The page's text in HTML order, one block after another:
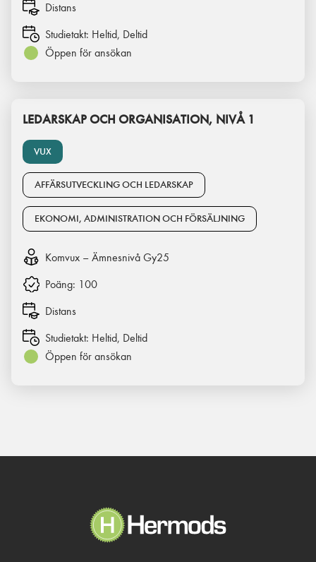
Distans
Studietakt: Heltid, Deltid
Öppen för ansökan
VUX
LEDARSKAP OCH ORGANISATION, NIVÅ 1
AFFÄRSUTVECKLING OCH LEDARSKAP
EKONOMI, ADMINISTRATION OCH FÖRSÄLJNING
Komvux – Ämnesnivå Gy25
Poäng: 100
Distans
Studietakt: Heltid, Deltid
Öppen för ansökan